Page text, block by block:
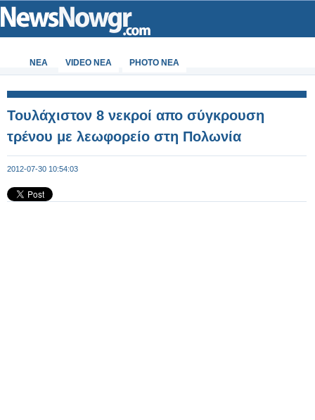
ΝΕΑ VIDEO NEA PHOTO NEA
Τουλάχιστον 8 νεκροί απο σύγκρουση
τρένου με λεωφορείο στη Πολωνία
2012-07-30 10:54:03